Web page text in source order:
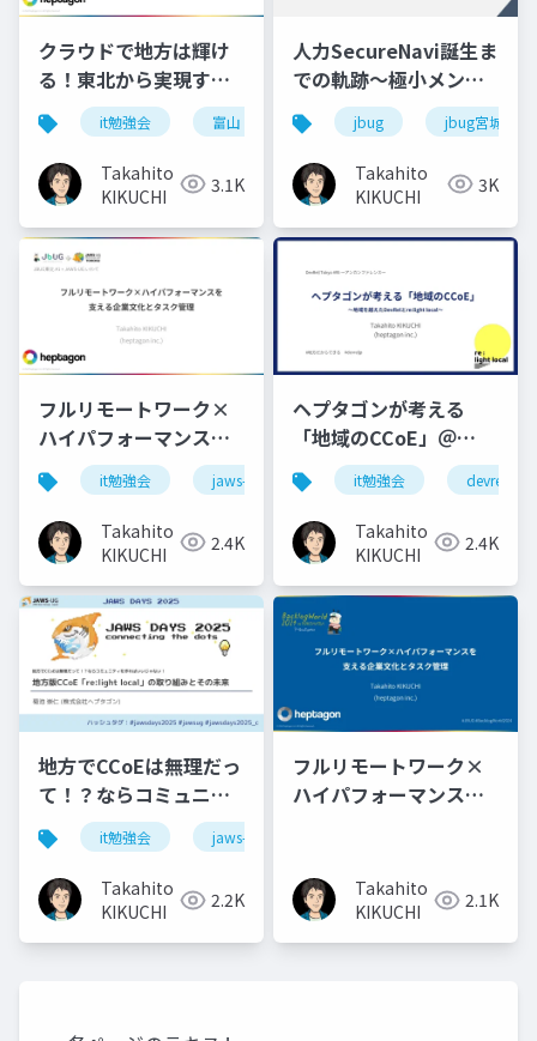
クラウドで地方は輝け
る！東北から実現する
ビジネスのゲームチェ
ンジ@JAWS-UG富山
#1 + JAWS-UG北陸新
幹線 #2 (2024.09.28)
it勉強会 富山 jaws-ug aws
Takahito
KIKUCHI
3.1K
人力SecureNavi誕生ま
での軌跡〜極小メンバ
ーの会社でISMSを爆速
取得したマネジメン
ト〜 (JBUG宮城
#0@2023.03.14
jbug jbug宮城
Takahito
KIKUCHI
3K
フルリモートワーク×
ハイパフォーマンスを
支える企業文化とタス
ク管理@JBUG東北#1 +
JAWS-UGいわて
(2024.10.19)
it勉強会 jaws-ug マネジメント jbug
Takahito
KIKUCHI
2.4K
ヘプタゴンが考える
「地域のCCoE」＠
DevRel/Tokyo
#95(2024.08.07)
it勉強会 devrel
Takahito
KIKUCHI
2.4K
地方でCCoEは無理だっ
て！？ならコミュニテ
ィを作ればいいじゃな
い！ 地方版
CCoE「re:light
local」の取り組みとそ
の未来@JAWS DAYS
it勉強会 jaws-ug
Takahito
KIKUCHI
2.2K
フルリモートワーク×
ハイパフォーマンスを
World
2024(2024.12.14)
Takahito
KIKUCHI
2.1K